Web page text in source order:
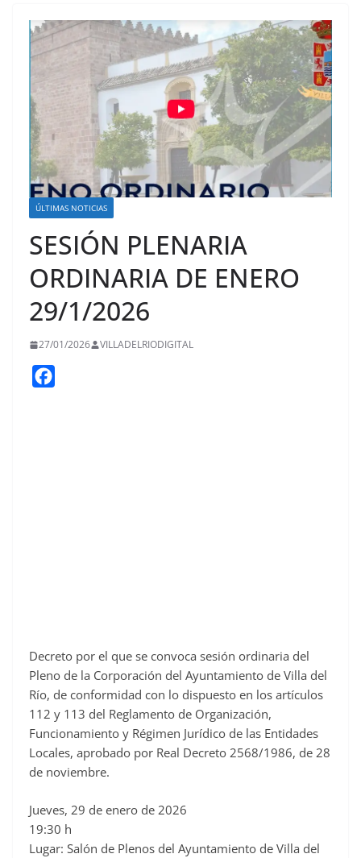
ÚLTIMAS NOTICIAS
SESIÓN PLENARIA
ORDINARIA DE ENERO
29/1/2026
27/01/2026 VILLADELRIODIGITAL
Decreto por el que se convoca sesión ordinaria del
Pleno de la Corporación del Ayuntamiento de Villa del
Río, de conformidad con lo dispuesto en los artículos
112 y 113 del Reglamento de Organización,
Funcionamiento y Régimen Jurídico de las Entidades
Locales, aprobado por Real Decreto 2568/1986, de 28
de noviembre.
Jueves, 29 de enero de 2026
19:30 h
Lugar: Salón de Plenos del Ayuntamiento de Villa del